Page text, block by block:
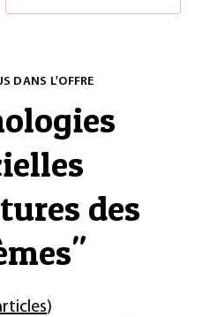
DANS L'OFFRE
des
"
)